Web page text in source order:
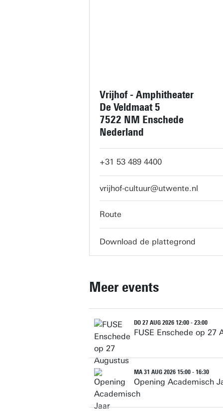
Vrijhof - Amphitheater
De Veldmaat 5
7522 NM Enschede
Nederland
+31 53 489 4400
vrijhof-cultuur@utwente.nl
Route
Download de plattegrond
Meer events
DO 27 AUG 2026 12:00 - 23:00
FUSE Enschede op 27
MA 31 AUG 2026 15:00 - 16:30
Opening Academisch